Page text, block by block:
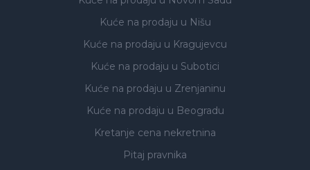
Kuće na prodaju u Nišu
Kuće na prodaju u Kragujevcu
Kuće na prodaju u Subotici
Kuće na prodaju u Zrenjaninu
Kuće na prodaju u Beogradu
Kretanje cena nekretnina
Pitaj pravnika